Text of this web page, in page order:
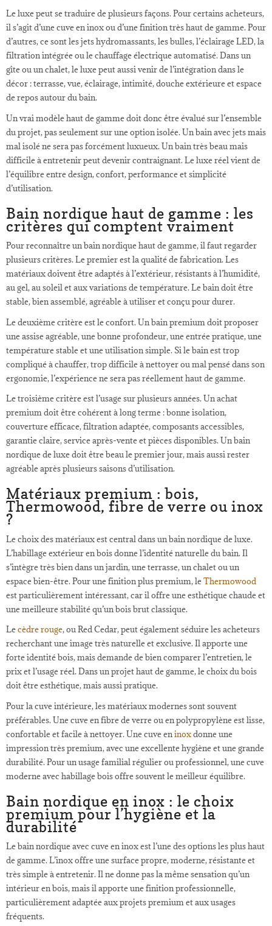
Le luxe peut se traduire de plusieurs façons. Pour certains acheteurs,
il s’agit d’une cuve en inox ou d’une finition très haut de gamme. Pour
d’autres, ce sont les jets hydromassants, les bulles, l’éclairage LED, la
filtration intégrée ou le chauffage électrique automatisé. Dans un
gîte ou un chalet, le luxe peut aussi venir de l’intégration dans le
décor : terrasse, vue, éclairage, intimité, douche extérieure et espace
de repos autour du bain.
Un vrai modèle haut de gamme doit donc être évalué sur l’ensemble
du projet, pas seulement sur une option isolée. Un bain avec jets mais
mal isolé ne sera pas forcément luxueux. Un bain très beau mais
difficile à entretenir peut devenir contraignant. Le luxe réel vient de
l’équilibre entre design, confort, performance et simplicité
d’utilisation.
Bain nordique haut de gamme : les
critères qui comptent vraiment
Pour reconnaître un bain nordique haut de gamme, il faut regarder
plusieurs critères. Le premier est la qualité de fabrication. Les
matériaux doivent être adaptés à l’extérieur, résistants à l’humidité,
au gel, au soleil et aux variations de température. Le bain doit être
stable, bien assemblé, agréable à utiliser et conçu pour durer.
Le deuxième critère est le confort. Un bain premium doit proposer
une assise agréable, une bonne profondeur, une entrée pratique, une
température stable et une utilisation simple. Si le bain est trop
compliqué à chauffer, trop difficile à nettoyer ou mal pensé dans son
ergonomie, l’expérience ne sera pas réellement haut de gamme.
Le troisième critère est l’usage sur plusieurs années. Un achat
premium doit être cohérent à long terme : bonne isolation,
couverture efficace, filtration adaptée, composants accessibles,
garantie claire, service après-vente et pièces disponibles. Un bain
nordique de luxe doit être beau le premier jour, mais aussi rester
agréable après plusieurs saisons d’utilisation.
Matériaux premium : bois,
Thermowood, fibre de verre ou inox
?
Le choix des matériaux est central dans un bain nordique de luxe.
L’habillage extérieur en bois donne l’identité naturelle du bain. Il
s’intègre très bien dans un jardin, une terrasse, un chalet ou un
espace bien-être. Pour une finition plus premium, leThermowood
est particulièrement intéressant, car il offre une esthétique chaude et
une meilleure stabilité qu’un bois brut classique.
Lecèdre rouge, ou Red Cedar, peut également séduire les acheteurs
recherchant une image très naturelle et exclusive. Il apporte une
forte identité bois, mais demande de bien comparer l’entretien, le
prix et l’usage réel. Dans un projet haut de gamme, le choix du bois
doit être esthétique, mais aussi pratique.
Pour la cuve intérieure, les matériaux modernes sont souvent
préférables. Une cuve en fibre de verre ou en polypropylène est lisse,
confortable et facile à nettoyer. Une cuve en inoxdonne une
impression très premium, avec une excellente hygiène et une grande
durabilité. Pour un usage familial régulier ou professionnel, une cuve
moderne avec habillage bois offre souvent le meilleur équilibre.
Bain nordique en inox : le choix
premium pour l’hygiène et la
durabilité
Le bain nordique avec cuve en inox est l’une des options les plus haut
de gamme. L’inox offre une surface propre, moderne, résistante et
très simple à entretenir. Il ne donne pas la même sensation qu’un
intérieur en bois, mais il apporte une finition professionnelle,
particulièrement adaptée aux projets premium et aux usages
fréquents.